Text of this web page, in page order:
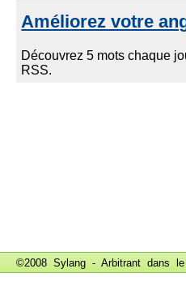
©2008 Sylang - Arbitrant dans le